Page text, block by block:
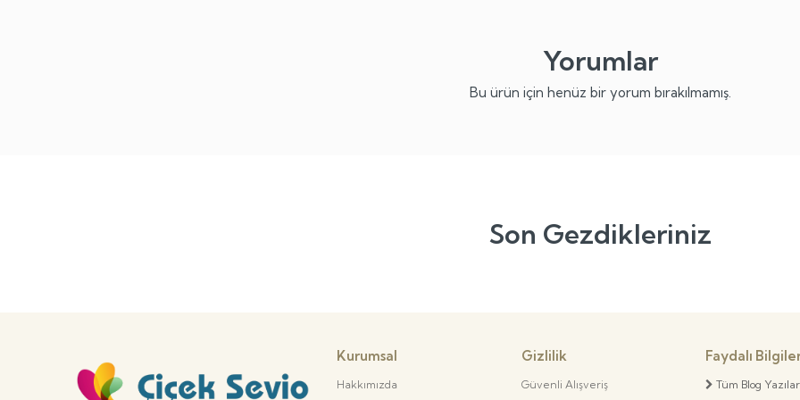
Yorumlar
Bu ürün için henüz bir yorum bırakılmamış.
Son Gezdikleriniz
Kurumsal
Hakkımızda
Gizlilik
Güvenli Alışveriş
Faydalı
Tüm Blog